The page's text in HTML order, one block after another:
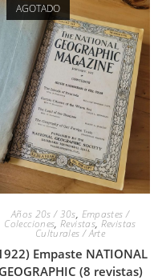
AGOTADO
Años 20s / 30s, Empastes /
Colecciones,Revistas, Revistas
Culturales / Arte
Empaste NATIONAL
GEOGRAPHIC (8 revistas)